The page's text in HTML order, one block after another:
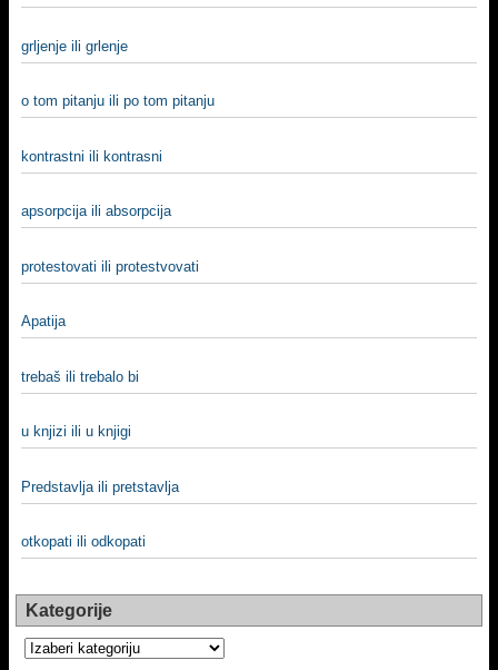
grljenje ili grlenje
o tom pitanju ili po tom pitanju
kontrastni ili kontrasni
apsorpcija ili absorpcija
protestovati ili protestvovati
Apatija
trebaš ili trebalo bi
u knjizi ili u knjigi
Predstavlja ili pretstavlja
otkopati ili odkopati
Kategorije
Kategorije